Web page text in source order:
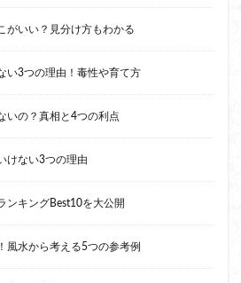
がいい？見分け方もわかる
い3つの理由！毒性や育て方
いの？真相と4つの利点
けない3つの理由
ンキングBest10を大公開
風水から考える5つの参考例